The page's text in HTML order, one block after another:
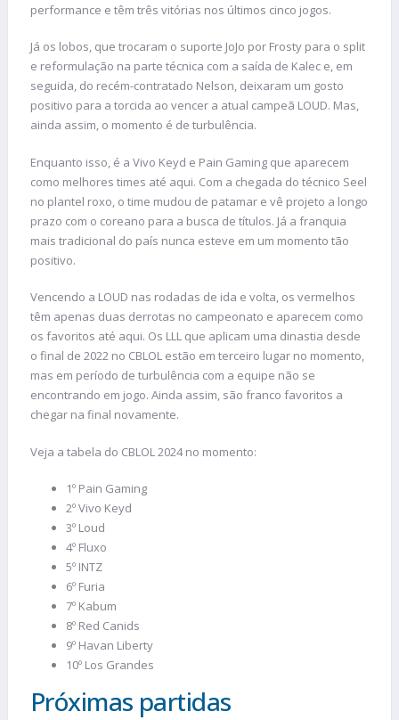
performance e têm três vitórias nos últimos cinco jogos.
Já os lobos, que trocaram o suporte JoJo por Frosty para o split
e reformulação na parte técnica com a saída de Kalec e, em
seguida, do recém-contratado Nelson, deixaram um gosto
positivo para a torcida ao vencer a atual campeã LOUD. Mas,
ainda assim, o momento é de turbulência.
Enquanto isso, é a Vivo Keyd e Pain Gaming que aparecem
como melhores times até aqui. Com a chegada do técnico Seel
no plantel roxo, o time mudou de patamar e vê projeto a longo
prazo com o coreano para a busca de títulos. Já a franquia
mais tradicional do país nunca esteve em um momento tão
positivo.
Vencendo a LOUD nas rodadas de ida e volta, os vermelhos
têm apenas duas derrotas no campeonato e aparecem como
os favoritos até aqui. Os LLL que aplicam uma dinastia desde
o final de 2022 no CBLOL estão em terceiro lugar no momento,
mas em período de turbulência com a equipe não se
encontrando em jogo. Ainda assim, são franco favoritos a
chegar na final novamente.
Veja a tabela do CBLOL 2024 no momento:
1º Pain Gaming
2º Vivo Keyd
3º Loud
4º Fluxo
5º INTZ
6º Furia
7º Kabum
8º Red Canids
9º Havan Liberty
10º Los Grandes
Próximas partidas